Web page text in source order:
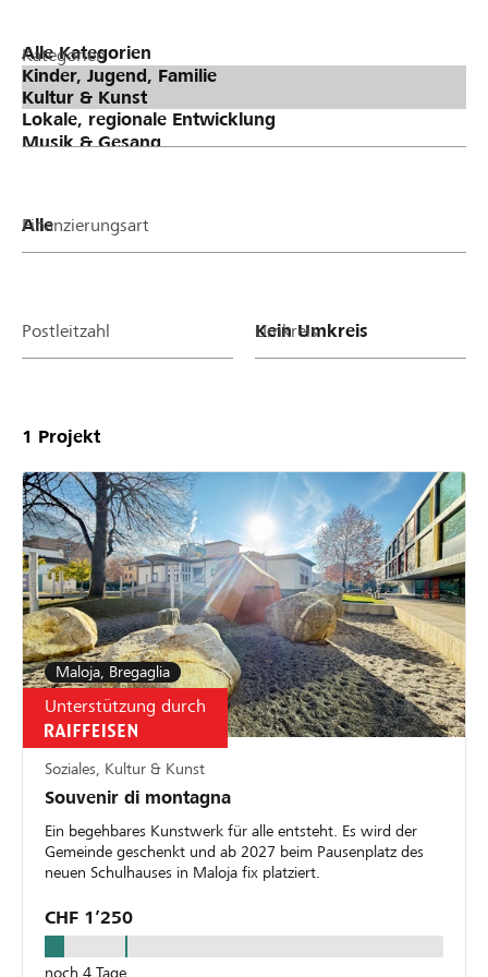
Kategorien
Finanzierungsart
Postleitzahl Umkreis
1 Projekt
Maloja, Bregaglia
Unterstützung durch
Soziales, Kultur & Kunst
Souvenir di montagna
Ein begehbares Kunstwerk für alle entsteht. Es wird der
Gemeinde geschenkt und ab 2027 beim Pausenplatz des
neuen Schulhauses in Maloja fix platziert.
CHF 1’250
noch 4 Tage